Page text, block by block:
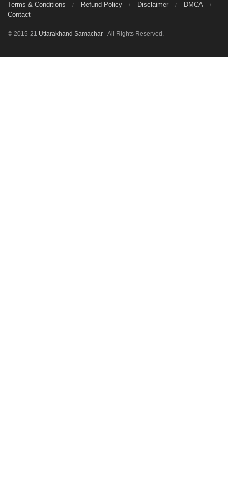
Terms & Conditions
Refund Policy Disclaimer
DMCA
Contact
© 2015-21 Uttarakhand Samachar - All Rights Reserved.